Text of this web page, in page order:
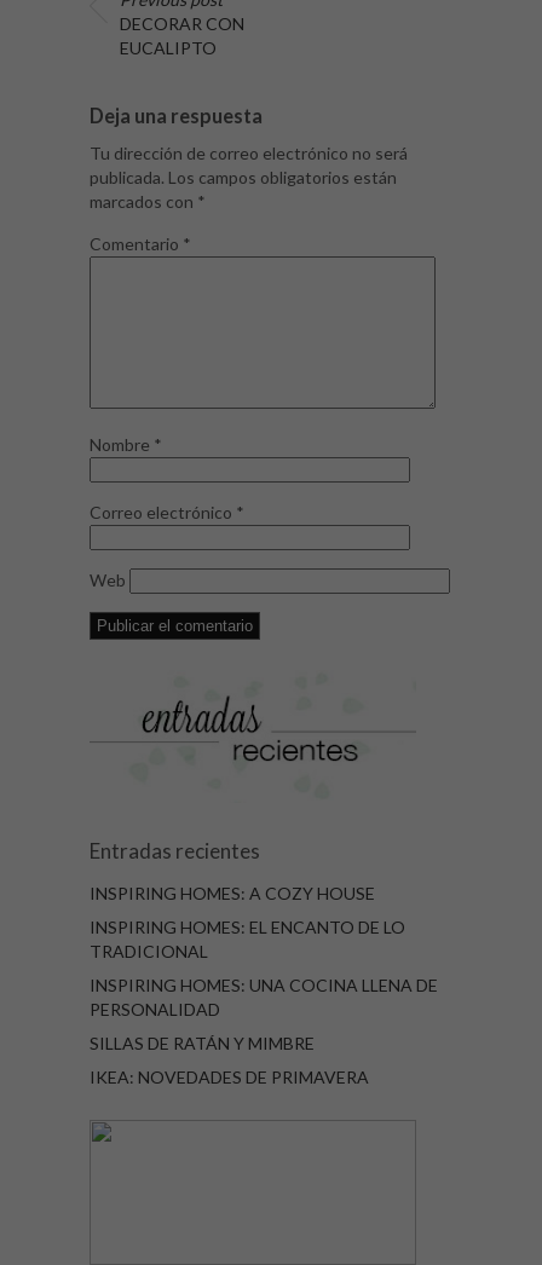
DECORAR CON
EUCALIPTO
Deja una respuesta
Tu dirección de correo electrónico no será
publicada. Los campos obligatorios están
marcados con *
Comentario *
Nombre *
Correo electrónico *
Web
Entradas recientes
INSPIRING HOMES: A COZY HOUSE
INSPIRING HOMES: EL ENCANTO DE LO
TRADICIONAL
INSPIRING HOMES: UNA COCINA LLENA DE
PERSONALIDAD
SILLAS DE RATÁN Y MIMBRE
IKEA: NOVEDADES DE PRIMAVERA